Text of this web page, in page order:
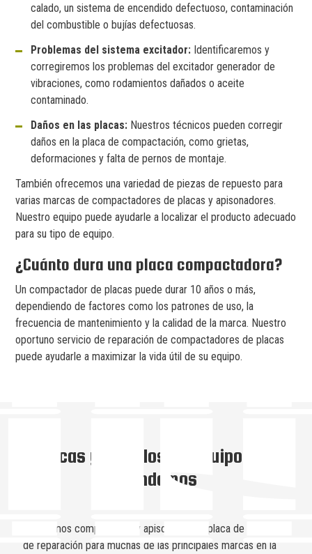
calado, un sistema de encendido defectuoso, contaminación
del combustible o bujías defectuosas.
Problemas del sistema excitador: Identificaremos y
corregiremos los problemas del excitador generador de
vibraciones, como rodamientos dañados o aceite
contaminado.
Daños en las placas: Nuestros técnicos pueden corregir
daños en la placa de compactación, como grietas,
deformaciones y falta de pernos de montaje.
También ofrecemos una variedad de piezas de repuesto para
varias marcas de compactadores de placas y apisonadores.
Nuestro equipo puede ayudarle a localizar el producto adecuado
para su tipo de equipo.
¿Cuánto dura una placa compactadora?
Un compactador de placas puede durar 10 años o más,
dependiendo de factores como los patrones de uso, la
frecuencia de mantenimiento y la calidad de la marca. Nuestro
oportuno servicio de reparación de compactadores de placas
puede ayudarle a maximizar la vida útil de su equipo.
Marcas y modelos de equipos que
atendemos
Ofrecemos compactador y apisonador de placa de servicio
de reparación para muchas de las principales marcas en la